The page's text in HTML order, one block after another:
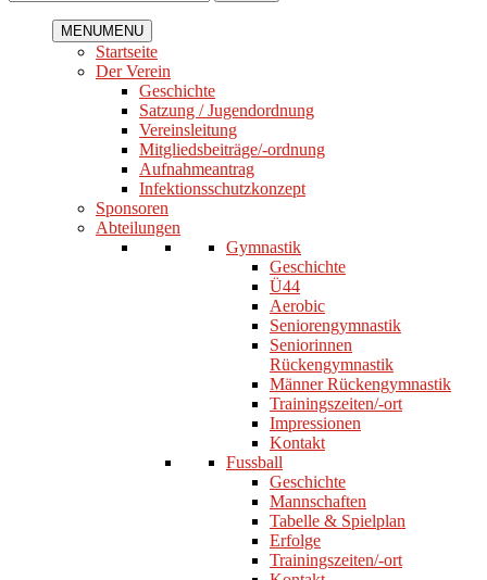
MENUMENU
Startseite
Der Verein
Geschichte
Satzung / Jugendordnung
Vereinsleitung
Mitgliedsbeiträge/-ordnung
Aufnahmeantrag
Infektionsschutzkonzept
Sponsoren
Abteilungen
Gymnastik
Geschichte
Ü44
Aerobic
Seniorengymnastik
Seniorinnen
Rückengymnastik
Männer Rückengymnastik
Trainingszeiten/-ort
Impressionen
Kontakt
Fussball
Geschichte
Mannschaften
Tabelle & Spielplan
Erfolge
Trainingszeiten/-ort